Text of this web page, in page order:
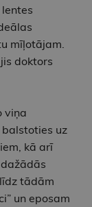
mīļotājam.
doktors
viņa
uz
kā arī
tādām
un eposam